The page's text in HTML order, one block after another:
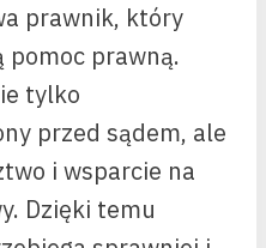
prawnik, który
prawną.
tylko
przed sądem, ale
i wsparcie na
Dzięki temu